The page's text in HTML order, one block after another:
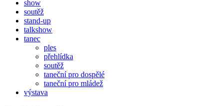
show
soutěž
stand-up
talkshow
tanec
ples
přehlídka
soutěž
taneční pro dospělé
taneční pro mládež
výstava